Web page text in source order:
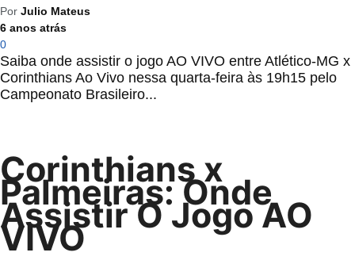
Por Julio Mateus
6 anos atrás
0
Saiba onde assistir o jogo AO VIVO entre Atlético-MG x
Corinthians Ao Vivo nessa quarta-feira às 19h15 pelo
Campeonato Brasileiro...
Corinthians x
Palmeiras: Onde
Assistir O Jogo AO
VIVO